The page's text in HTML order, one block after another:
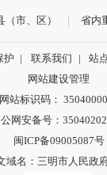
（市、区） 省内
护 | 联系我们 | 站
网站建设管理
网站标识码：
网安备号：
闽ICP备09005087号
域名：三明市人民政